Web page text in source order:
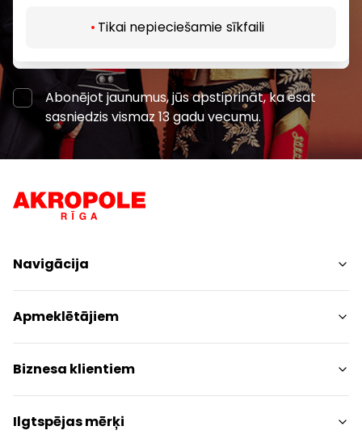
Tikai nepieciešamie sīkfaili
Abonējot jaunumus, jūs apstiprināt, ka esat
sasniedzis vismaz 13 gadu vecumu.
Navigācija
Iepirkšanās
Pakalpojumi
Izklaides
Restorāni
Apmeklētājiem
Centra plāns
Dzīvniekiem draudzīgs
Kontakti
Akcijas
Biznesa klientiem
Kontakti
Paziņojums presei
Ilgtspējas mērķi